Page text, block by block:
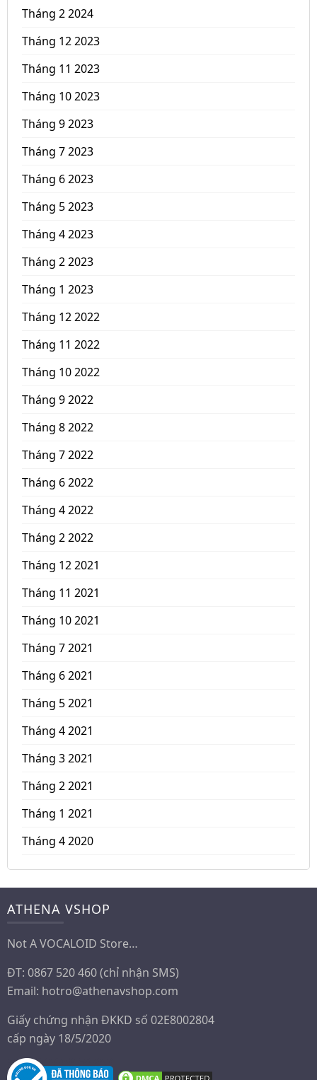
Tháng 2 2024
Tháng 12 2023
Tháng 11 2023
Tháng 10 2023
Tháng 9 2023
Tháng 7 2023
Tháng 6 2023
Tháng 5 2023
Tháng 4 2023
Tháng 2 2023
Tháng 1 2023
Tháng 12 2022
Tháng 11 2022
Tháng 10 2022
Tháng 9 2022
Tháng 8 2022
Tháng 7 2022
Tháng 6 2022
Tháng 4 2022
Tháng 2 2022
Tháng 12 2021
Tháng 11 2021
Tháng 10 2021
Tháng 7 2021
Tháng 6 2021
Tháng 5 2021
Tháng 4 2021
Tháng 3 2021
Tháng 2 2021
Tháng 1 2021
Tháng 4 2020
ATHENA VSHOP
Not A VOCALOID Store…
ĐT: 0867 520 460 (chỉ nhận SMS)
Email: hotro@athenavshop.com
Giấy chứng nhận ĐKKD số 02E8002804
cấp ngày 18/5/2020